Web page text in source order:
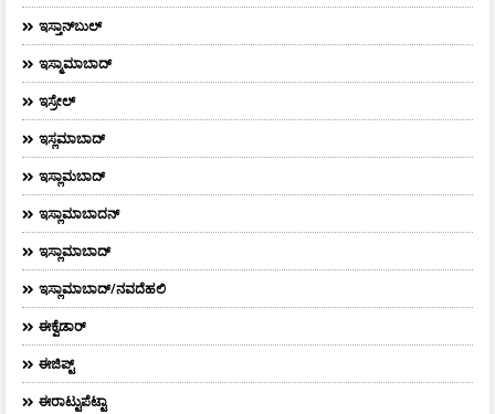
ಇಸ್ತಾನ್‌ಬುಲ್‌
ಇಸ್ಮಾಮಾಬಾದ್
ಇಸ್ರೇಲ್
ಇಸ್ಲಮಾಬಾದ್
ಇಸ್ಲಾಮಬಾದ್
ಇಸ್ಲಾಮಾಬಾದನ್
ಇಸ್ಲಾಮಾಬಾದ್
ಇಸ್ಲಾಮಾಬಾದ್/ನವದೆಹಲಿ
ಈಕ್ವೆಡಾರ್‌
ಈಜಿಪ್ಟ್
ಈರಾಟ್ಟುಪೆಟ್ಟಾ